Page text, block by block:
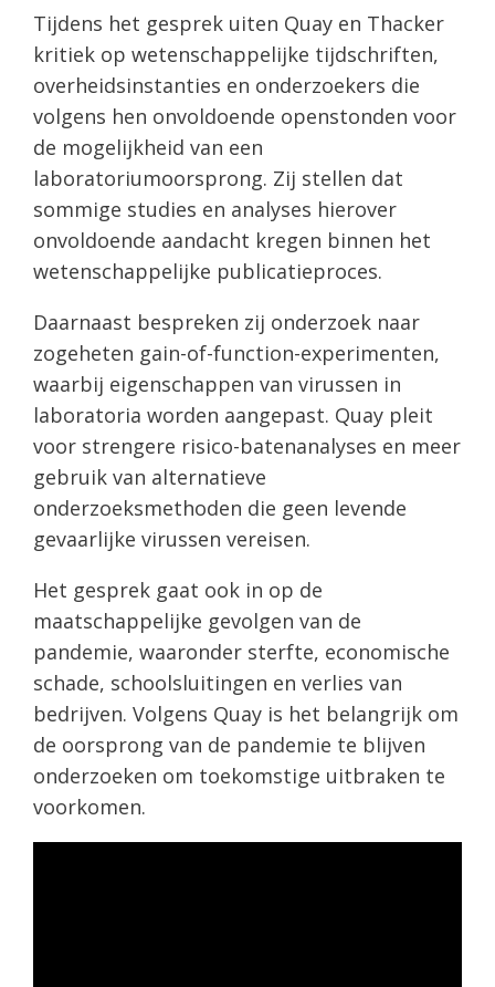
Tijdens het gesprek uiten Quay en Thacker
kritiek op wetenschappelijke tijdschriften,
overheidsinstanties en onderzoekers die
volgens hen onvoldoende openstonden voor
de mogelijkheid van een
laboratoriumoorsprong. Zij stellen dat
sommige studies en analyses hierover
onvoldoende aandacht kregen binnen het
wetenschappelijke publicatieproces.
Daarnaast bespreken zij onderzoek naar
zogeheten gain-of-function-experimenten,
waarbij eigenschappen van virussen in
laboratoria worden aangepast. Quay pleit
voor strengere risico-batenanalyses en meer
gebruik van alternatieve
onderzoeksmethoden die geen levende
gevaarlijke virussen vereisen.
Het gesprek gaat ook in op de
maatschappelijke gevolgen van de
pandemie, waaronder sterfte, economische
schade, schoolsluitingen en verlies van
bedrijven. Volgens Quay is het belangrijk om
de oorsprong van de pandemie te blijven
onderzoeken om toekomstige uitbraken te
voorkomen.